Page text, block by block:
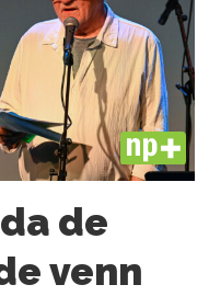
PLUS
de
venn